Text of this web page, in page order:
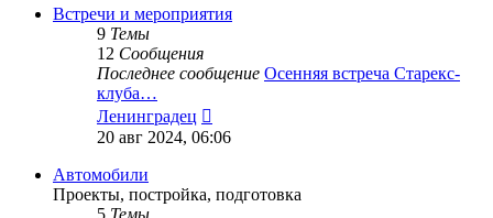
сообщению
Встречи и мероприятия
9 Темы
12 Сообщения
Последнее сообщение Осенняя встреча Старекс-
клуба…
Ленинградец
к
20 авг 2024, 06:06
Автомобили
Проекты, постройка, подготовка